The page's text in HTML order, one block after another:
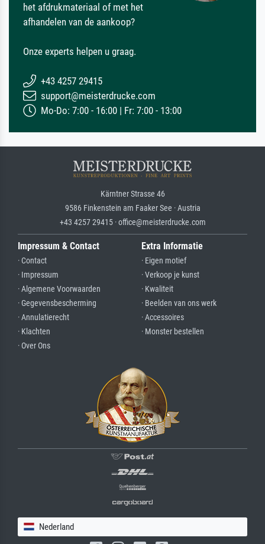
het afdrukmateriaal of met het
afhandelen van de aankoop?
Onze experts helpen u graag.
+43 4257 29415
support@meisterdrucke.com
Mo-Do: 7:00 - 16:00 | Fr: 7:00 - 13:00
Kärntner Strasse 46
9586 Finkenstein am Faaker See · Austria
+43 4257 29415 · office@meisterdrucke.com
Impressum & Contact
· Contact
· Impressum
· Algemene Voorwaarden
· Gegevensbescherming
· Annulatierecht
· Klachten
· Over Ons
Extra Informatie
· Eigen motief
· Verkoop je kunst
· Kwaliteit
· Beelden van ons werk
· Accessoires
· Monster bestellen
Nederland